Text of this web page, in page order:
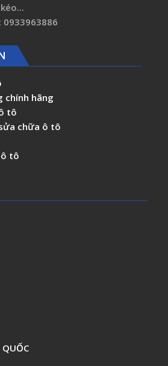
chính hãng
tô
chữa ô tô
tô
QUỐC